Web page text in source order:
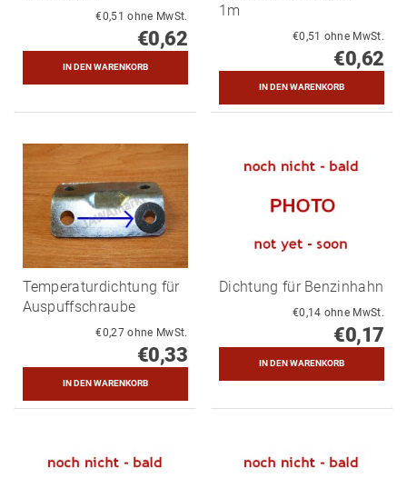
€0,51 ohne MwSt.
€0,62
1m
€0,51 ohne MwSt.
€0,62
Temperaturdichtung für
Auspuffschraube
€0,27 ohne MwSt.
€0,33
Dichtung für Benzinhahn
€0,14 ohne MwSt.
€0,17